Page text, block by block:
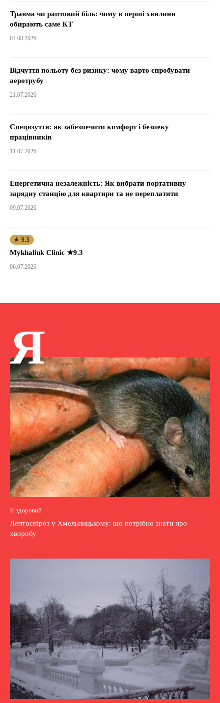
Травма чи раптовий біль: чому в перші хвилини
обирають саме КТ
04.08.2026
Відчуття польоту без ризику: чому варто спробувати
аеротрубу
21.07.2026
Спецвзуття: як забезпечити комфорт і безпеку
працівників
11.07.2026
Енергетична незалежність: Як вибрати портативну
зарядну станцію для квартири та не переплатити
09.07.2026
★ 9.3
Mykhaliuk Clinic ★9.3
06.07.2026
Я
Я здоровий
Лептоспіроз у Хмельницькому: що потрібно знати про
хворобу